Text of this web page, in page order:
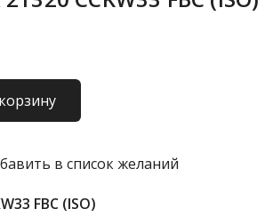
в список желаний
FBC (ISO)